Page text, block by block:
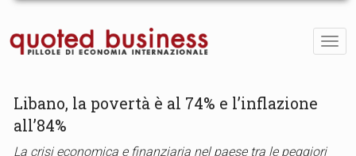
Libano, la povertà è al 74% e l’inflazione
all’84%
La crisi economica e finanziaria nel paese tra le peggiori